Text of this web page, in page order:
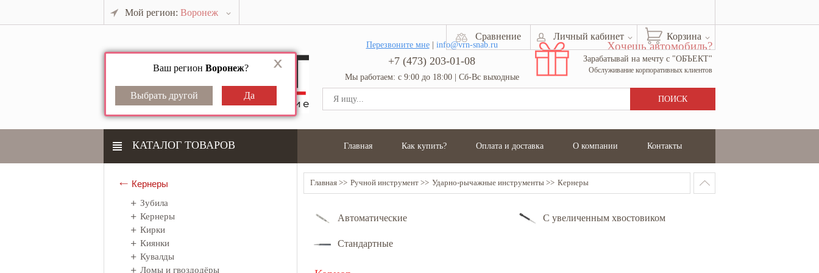
Мой регион: Воронеж
Ваш регион Воронеж?
Корзина
Личный кабинет
Сравнение
Перезвоните мне| info@vrn-snab.ru
+7 (473) 203-01-08
Мы работаем: с 9:00 до 18:00 | Сб-Вс выходные
Хочешь автомобиль?
Зарабатывай на мечту с "ОБЪЕКТ"
Обслуживание корпоративных клиентов
КАТАЛОГ ТОВАРОВ Главная Как купить? Оплата и доставка О компании Контакты
Кернеры
Зубила
Кернеры
Кирки
Киянки
Кувалды
Ломы и гвоздодёры
Главная Ручной инструмент Ударно-рычажные инструменты Кернеры
Автоматические С увеличенным хвостовиком
Стандартные